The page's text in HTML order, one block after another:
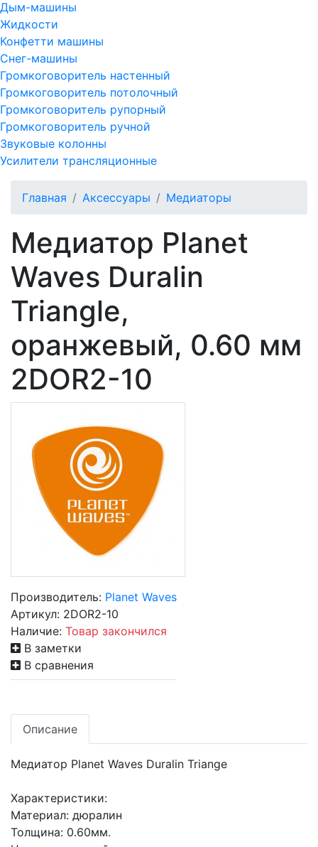
Дым-машины
Жидкости
Конфетти машины
Снег-машины
Громкоговоритель настенный
Громкоговоритель потолочный
Громкоговоритель рупорный
Громкоговоритель ручной
Звуковые колонны
Усилители трансляционные
Главная Аксессуары Медиаторы
Медиатор Planet
Waves Duralin
Triangle,
оранжевый, 0.60 мм
2DOR2-10
Производитель: Planet Waves
Артикул: 2DOR2-10
Наличие: Товар закончился
В заметки
В сравнения
Описание
Медиатор Planet Waves Duralin Triange
Характеристики:
Материал: дюралин
Толщина: 0.60мм.